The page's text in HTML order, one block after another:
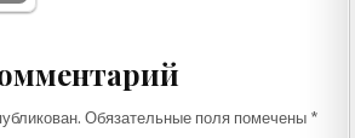
Обязательные поля помечены *